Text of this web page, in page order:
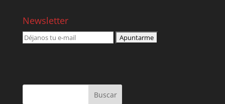
Newsletter